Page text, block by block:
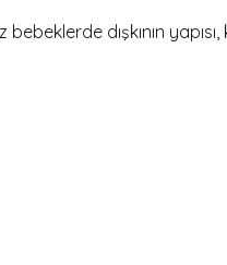
dışkının